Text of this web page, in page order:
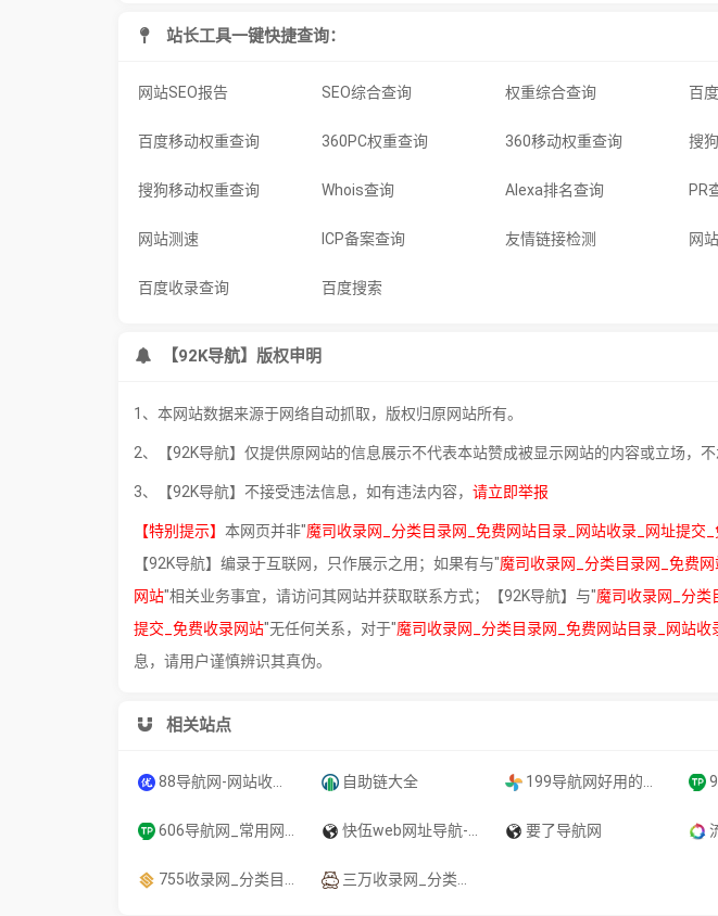
站长工具一键快捷查询：
网站SEO报告 SEO综合查询 权重综合查询 百
百度移动权重查询 360PC权重查询 360移动权重查询 搜
搜狗移动权重查询 Whois查询 Alexa排名查询 PR
网站测速 ICP备案查询 友情链接检测 网
百度收录查询 百度搜索
【92K导航】版权申明
1、本网站数据来源于网络自动抓取，版权归原网站所有。
2、【92K导航】仅提供原网站的信息展示不代表本站赞成被显示网站的内容或立场，
3、【92K导航】不接受违法信息，如有违法内容， 请立即举报
【特别提示】 本网页并非"魔司收录网_分类目录网_免费网站目录_网站收录_网址提交
【92K导航】编录于互联网，只作展示之用；如果有与"魔司收录网_分类目录网_免费
网站"相关业务事宜，请访问其网站并获取联系方式；【92K导航】与"魔司收录网_分类
提交_免费收录网站"无任何关系，对于"魔司收录网_分类目录网_免费网站目录_网站
息，请用户谨慎辨识其真伪。
相关站点
88导航网-网站收录-网址收录-网址导航-收录网站-自助广告系统 自助链大全 199导航网好用的综合网址大全 9k
606导航网_常用网址大全_生活服务_让上网更顺溜 快伍web网址导航-网站推广-网站目录-seo优化-融兴云机 要了导航网
755收录网_分类目录网_免费网站目录_网站收录_网址提交_免费收录网站 三万收录网_分类目录网_免费网站目录_网站收录_网址提交_免费收录网站